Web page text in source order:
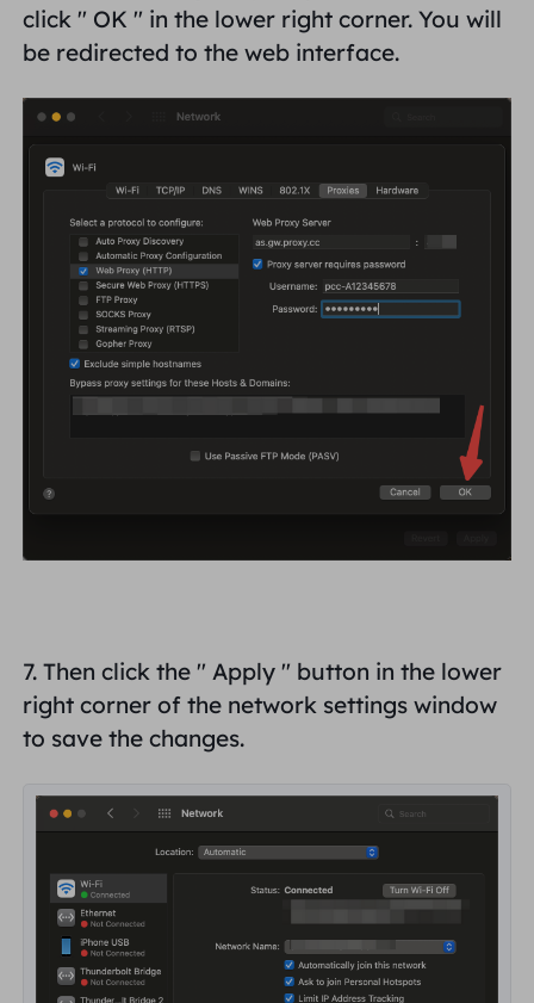
click " OK " in the lower right corner. You will
be redirected to the web interface.
7. Then click the " Apply " button in the lower
right corner of the network settings window
to save the changes.